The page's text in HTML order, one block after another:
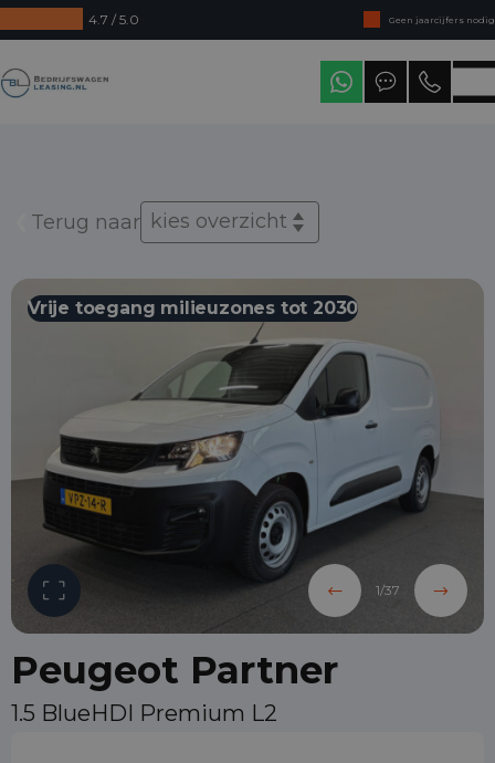
4.7 / 5.0
Geen jaarcijfers nodig
Direct uit voorraad leverbaar
Levering in heel Nederland
Terug naar kies overzicht
Vrije toegang milieuzones tot 2030
1/37
Peugeot Partner
1.5 BlueHDI Premium L2